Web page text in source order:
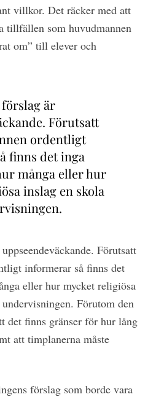
villkor. Det räcker med att
tillfällen som huvudmannen
om” till elever och
är
Förutsatt
ordentligt
finns det inga
många eller hur
inslag en skola
Förutsatt
informerar så finns det
eller hur mycket religiösa
Förutom den
det finns gränser för hur lång
att timplanerna måste
förslag som borde vara